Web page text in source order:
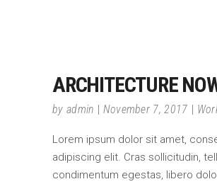
ARCHITECTURE
by admin November 7, 2017
Lorem ipsum dolor sit amet,
adipiscing elit. Cras sollicitudin,
condimentum egestas, libero